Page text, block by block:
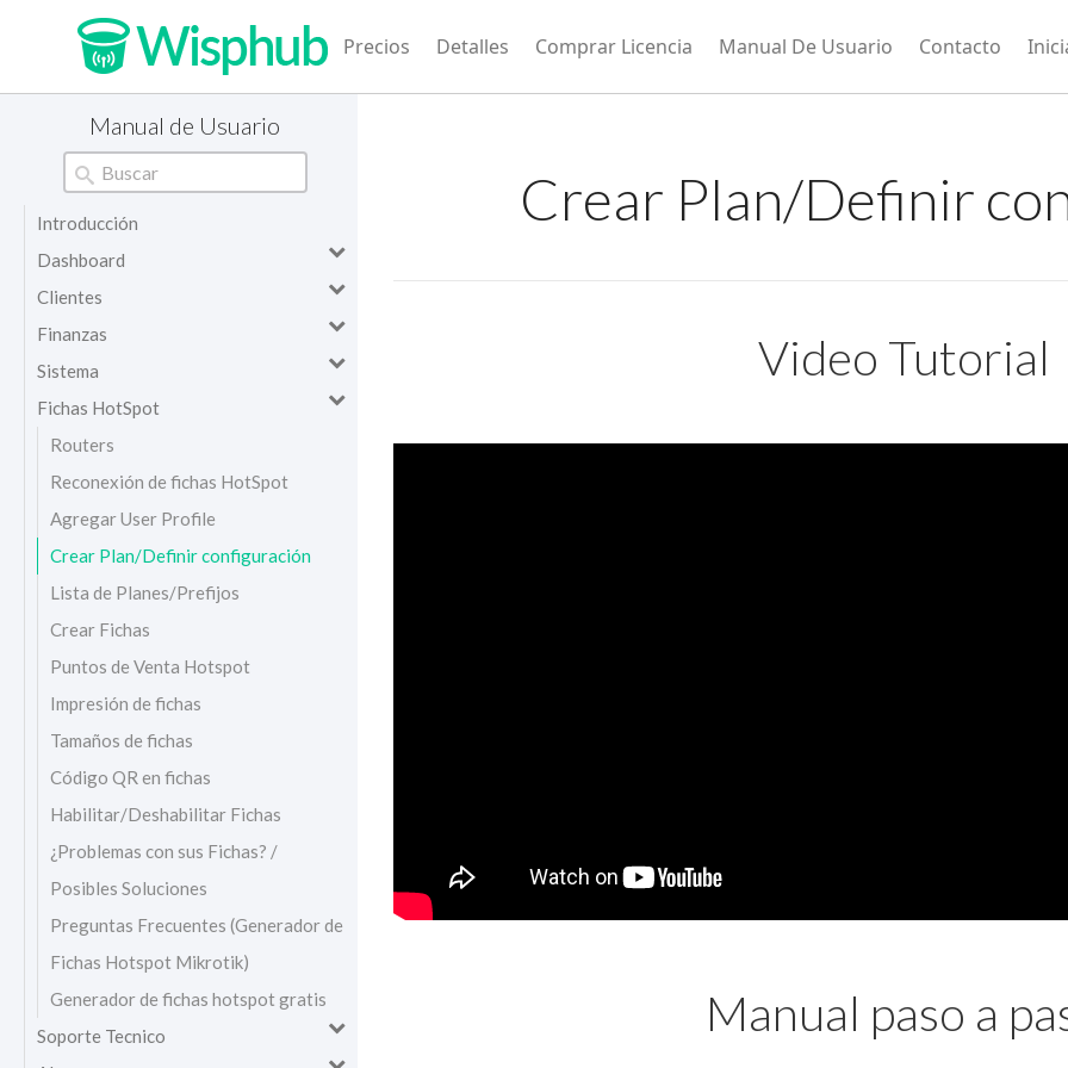
Precios Detalles Comprar Licencia Manual De Usuario Contacto
Manual de Usuario
Introducción
Dashboard
Clientes
Finanzas
Sistema
Fichas HotSpot
Routers
Reconexión de fichas HotSpot
Agregar User Profile
Crear Plan/Definir configuración
Lista de Planes/Prefijos
Crear Fichas
Puntos de Venta Hotspot
Impresión de fichas
Tamaños de fichas
Código QR en fichas
Habilitar/Deshabilitar Fichas
¿Problemas con sus Fichas? /
Posibles Soluciones
Preguntas Frecuentes (Generador de
Fichas Hotspot Mikrotik)
Generador de fichas hotspot gratis
Soporte Tecnico
Crear Plan/Definir
Video Tutorial
Manual paso a